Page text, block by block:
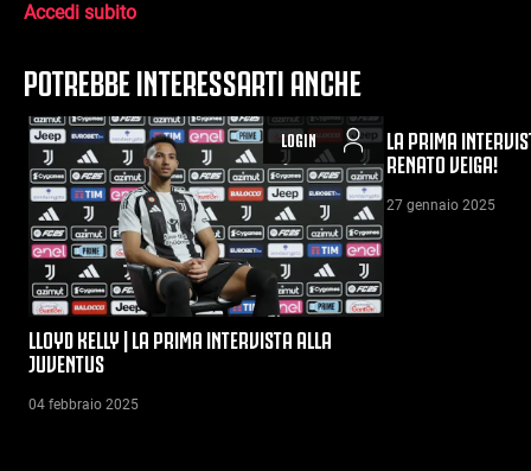
Accedi subito
POTREBBE INTERESSARTI ANCHE
LOGIN
LLOYD KELLY | LA PRIMA INTERVISTA ALLA
JUVENTUS
04 febbraio 2025
LA PRIMA
RENATO VEIGA!
27 gennaio 2025